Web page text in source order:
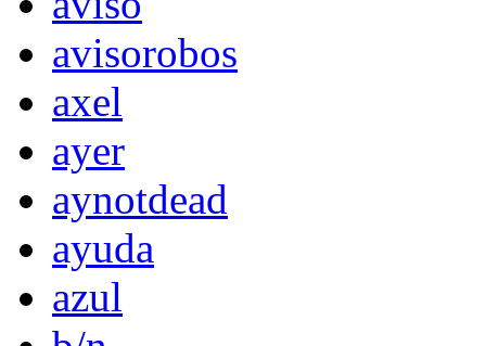
avisorobos
axel
ayer
aynotdead
ayuda
azul